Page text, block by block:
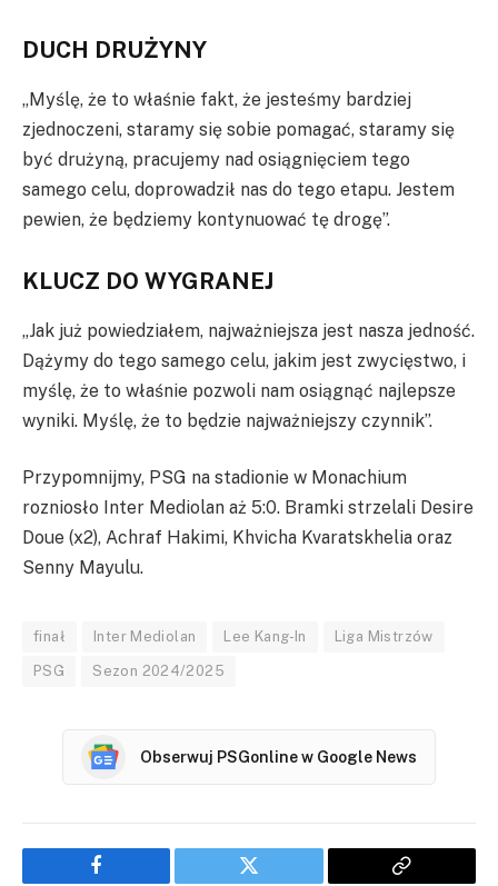
DUCH DRUŻYNY
„Myślę, że to właśnie fakt, że jesteśmy bardziej
zjednoczeni, staramy się sobie pomagać, staramy się
być drużyną, pracujemy nad osiągnięciem tego
samego celu, doprowadził nas do tego etapu. Jestem
pewien, że będziemy kontynuować tę drogę”.
KLUCZ DO WYGRANEJ
„Jak już powiedziałem, najważniejsza jest nasza jedność.
Dążymy do tego samego celu, jakim jest zwycięstwo, i
myślę, że to właśnie pozwoli nam osiągnąć najlepsze
wyniki. Myślę, że to będzie najważniejszy czynnik”.
Przypomnijmy, PSG na stadionie w Monachium
rozniosło Inter Mediolan aż 5:0. Bramki strzelali Desire
Doue (x2), Achraf Hakimi, Khvicha Kvaratskhelia oraz
Senny Mayulu.
finał Inter Mediolan Lee Kang-In Liga Mistrzów
PSG Sezon 2024/2025
Obserwuj PSGonline w Google News